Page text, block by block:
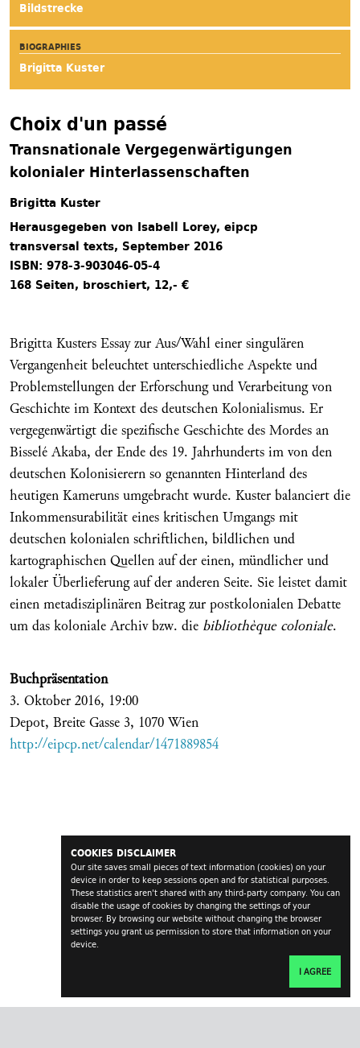
COOKIES DISCLAIMER
Our site saves small pieces of text information (cookies) on your
device in order to keep sessions open and for statistical purposes.
These statistics aren't shared with any third-party company. You can
disable the usage of cookies by changing the settings of your
browser. By browsing our website without changing the browser
settings you grant us permission to store that information on your
device.
I AGREE
Bildstrecke
BIOGRAPHIES
Brigitta Kuster
Choix d'un passé
Transnationale Vergegenwärtigungen
kolonialer Hinterlassenschaften
Brigitta Kuster
Herausgegeben von Isabell Lorey, eipcp
transversal texts, September 2016
ISBN: 978-3-903046-05-4
168 Seiten, broschiert, 12,- €
Brigitta Kusters Essay zur Aus/Wahl einer singulären
Vergangenheit beleuchtet unterschiedliche Aspekte und
Problemstellungen der Erforschung und Verarbeitung von
Geschichte im Kontext des deutschen Kolonialismus. Er
vergegenwärtigt die spezifische Geschichte des Mordes an
Bisselé Akaba, der Ende des 19. Jahrhunderts im von den
deutschen Kolonisierern so genannten Hinterland des
heutigen Kameruns umgebracht wurde. Kuster balanciert die
Inkommensurabilität eines kritischen Umgangs mit
deutschen kolonialen schriftlichen, bildlichen und
kartographischen Quellen auf der einen, mündlicher und
lokaler Überlieferung auf der anderen Seite. Sie leistet damit
einen metadisziplinären Beitrag zur postkolonialen Debatte
um das koloniale Archiv bzw. die bibliothèque coloniale.
Buchpräsentation
3. Oktober 2016, 19:00
Depot, Breite Gasse 3, 1070 Wien
http://eipcp.net/calendar/1471889854